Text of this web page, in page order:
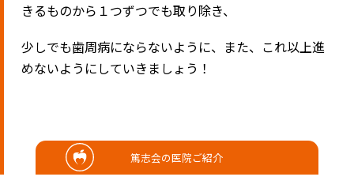
篤志会の医院ご紹介
きるものから１つずつでも取り除き、
少しでも歯周病にならないように、また、これ以上進
めないようにしていきましょう！